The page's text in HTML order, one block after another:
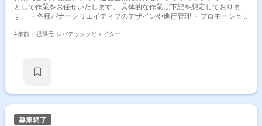
として作業をお任せいたします。 具体的な作業は下記を想定しておりま
す。 ・各種バナークリエイティブのデザインや進行管理 ・プロモーショ
イン
4年前・ 提供元: レバテッククリエイター